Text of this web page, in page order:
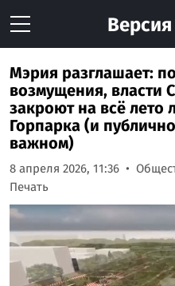
Версия
Мэрия разглашает:
возмущения, власти
закроют на всё лето
Горпарка (и
важном)
8 апреля 2026, 11:36
Печать